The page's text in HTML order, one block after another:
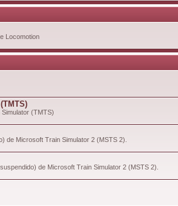
Locomotion
(TMTS)
de Microsoft Train Simulator 2 (MSTS 2).
de Microsoft Train Simulator 2 (MSTS 2).